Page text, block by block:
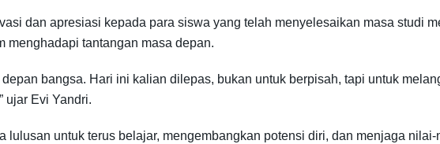
dan apresiasi kepada para siswa yang telah menyelesaikan masa studi
menghadapi tantangan masa depan.
bangsa. Hari ini kalian dilepas, bukan untuk berpisah, tapi untuk
ujar Evi Yandri.
lulusan untuk terus belajar, mengembangkan potensi diri, dan menjaga